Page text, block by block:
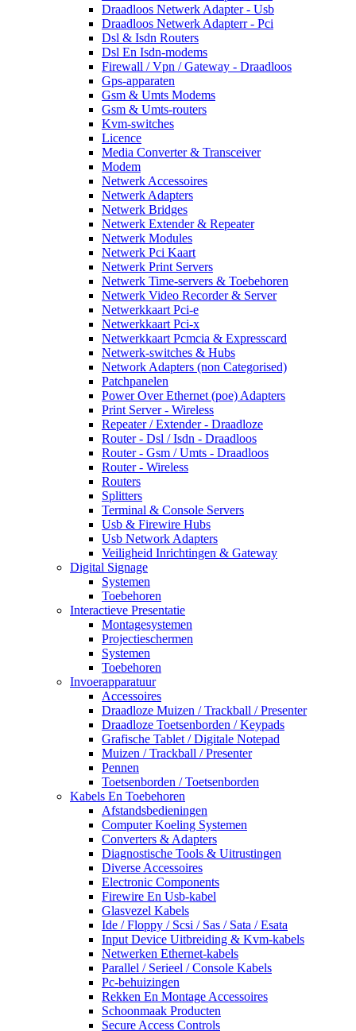
Draadloos Netwerk Adapter - Usb
Draadloos Netwerk Adapterr - Pci
Dsl & Isdn Routers
Dsl En Isdn-modems
Firewall / Vpn / Gateway - Draadloos
Gps-apparaten
Gsm & Umts Modems
Gsm & Umts-routers
Kvm-switches
Licence
Media Converter & Transceiver
Modem
Netwerk Accessoires
Netwerk Adapters
Netwerk Bridges
Netwerk Extender & Repeater
Netwerk Modules
Netwerk Pci Kaart
Netwerk Print Servers
Netwerk Time-servers & Toebehoren
Netwerk Video Recorder & Server
Netwerkkaart Pci-e
Netwerkkaart Pci-x
Netwerkkaart Pcmcia & Expresscard
Netwerk-switches & Hubs
Network Adapters (non Categorised)
Patchpanelen
Power Over Ethernet (poe) Adapters
Print Server - Wireless
Repeater / Extender - Draadloze
Router - Dsl / Isdn - Draadloos
Router - Gsm / Umts - Draadloos
Router - Wireless
Routers
Splitters
Terminal & Console Servers
Usb & Firewire Hubs
Usb Network Adapters
Veiligheid Inrichtingen & Gateway
Digital Signage
Systemen
Toebehoren
Interactieve Presentatie
Montagesystemen
Projectieschermen
Systemen
Toebehoren
Invoerapparatuur
Accessoires
Draadloze Muizen / Trackball / Presenter
Draadloze Toetsenborden / Keypads
Grafische Tablet / Digitale Notepad
Muizen / Trackball / Presenter
Pennen
Toetsenborden / Toetsenborden
Kabels En Toebehoren
Afstandsbedieningen
Computer Koeling Systemen
Converters & Adapters
Diagnostische Tools & Uitrustingen
Diverse Accessoires
Electronic Components
Firewire En Usb-kabel
Glasvezel Kabels
Ide / Floppy / Scsi / Sas / Sata / Esata
Input Device Uitbreiding & Kvm-kabels
Netwerken Ethernet-kabels
Parallel / Serieel / Console Kabels
Pc-behuizingen
Rekken En Montage Accessoires
Schoonmaak Producten
Secure Access Controls